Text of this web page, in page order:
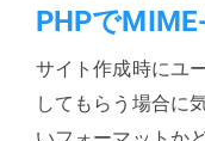
PHPで
サイト作成時にユ
してもらう場合に